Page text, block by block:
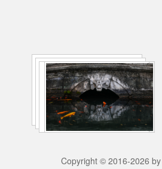
Copyright © 2016-2026